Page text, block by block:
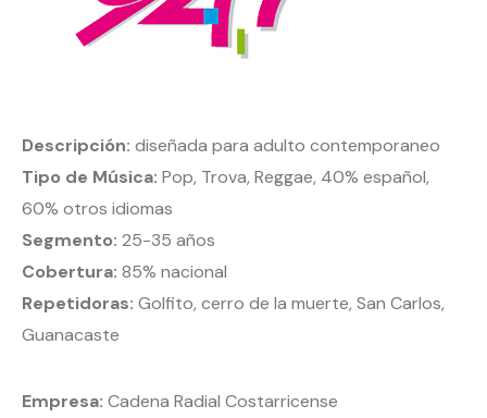
Descripción: diseñada para adulto contemporaneo
Tipo de Música: Pop, Trova, Reggae, 40% español,
60% otros idiomas
Segmento: 25-35 años
Cobertura: 85% nacional
Repetidoras: Golfito, cerro de la muerte, San Carlos,
Guanacaste
Empresa: Cadena Radial Costarricense